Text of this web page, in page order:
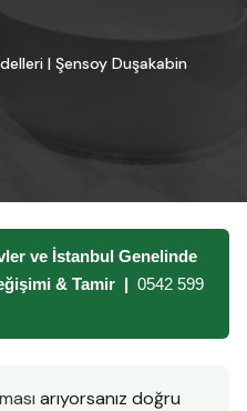
| Şensoy Duşakabin
ve İstanbul Genelinde
& Tamir | 0542 599
arıyorsanız doğru